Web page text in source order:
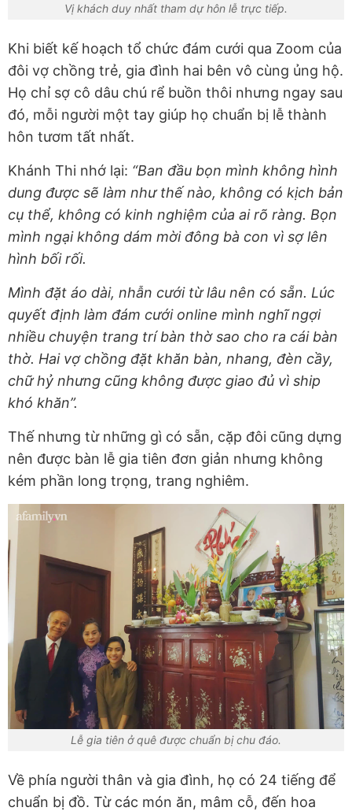
Vị khách duy nhất tham dự hôn lễ trực tiếp.
Khi biết kế hoạch tổ chức đám cưới qua Zoom của
đôi vợ chồng trẻ, gia đình hai bên vô cùng ủng hộ.
Họ chỉ sợ cô dâu chú rể buồn thôi nhưng ngay sau
đó, mỗi người một tay giúp họ chuẩn bị lễ thành
hôn tươm tất nhất.
Khánh Thi nhớ lại: “Ban đầu bọn mình không hình
dung được sẽ làm như thế nào, không có kịch bản
cụ thể, không có kinh nghiệm của ai rõ ràng. Bọn
mình ngại không dám mời đông bà con vì sợ lên
hình bối rối.
Mình đặt áo dài, nhẫn cưới từ lâu nên có sẵn. Lúc
quyết định làm đám cưới online mình nghĩ ngợi
nhiều chuyện trang trí bàn thờ sao cho ra cái bàn
thờ. Hai vợ chồng đặt khăn bàn, nhang, đèn cầy,
chữ hỷ nhưng cũng không được giao đủ vì ship
khó khăn”.
Thế nhưng từ những gì có sẵn, cặp đôi cũng dựng
nên được bàn lễ gia tiên đơn giản nhưng không
kém phần long trọng, trang nghiêm.
Lễ gia tiên ở quê được chuẩn bị chu đáo.
Về phía người thân và gia đình, họ có 24 tiếng để
chuẩn bị đồ. Từ các món ăn, mâm cỗ, đến hoa